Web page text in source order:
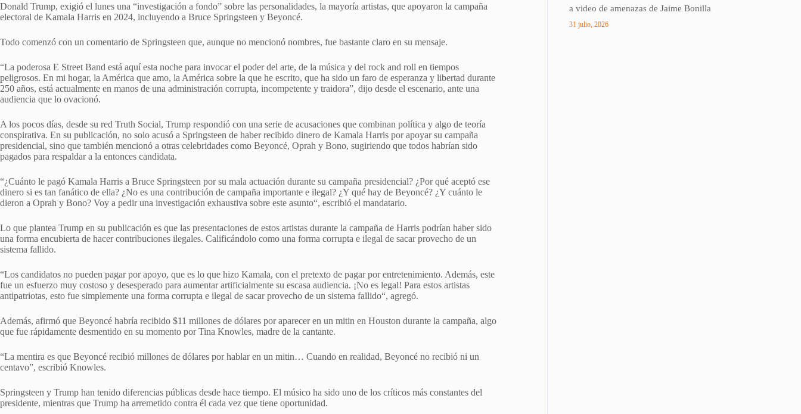
Donald Trump, exigió el lunes una “investigación a fondo” sobre las personalidades, la mayoría artistas, que apoyaron la campaña
electoral de Kamala Harris en 2024, incluyendo a Bruce Springsteen y Beyoncé.
Todo comenzó con un comentario de Springsteen que, aunque no mencionó nombres, fue bastante claro en su mensaje.
“La poderosa E Street Band está aquí esta noche para invocar el poder del arte, de la música y del rock and roll en tiempos
peligrosos. En mi hogar, la América que amo, la América sobre la que he escrito, que ha sido un faro de esperanza y libertad durante
250 años, está actualmente en manos de una administración corrupta, incompetente y traidora”, dijo desde el escenario, ante una
audiencia que lo ovacionó.
A los pocos días, desde su red Truth Social, Trump respondió con una serie de acusaciones que combinan política y algo de teoría
conspirativa. En su publicación, no solo acusó a Springsteen de haber recibido dinero de Kamala Harris por apoyar su campaña
presidencial, sino que también mencionó a otras celebridades como Beyoncé, Oprah y Bono, sugiriendo que todos habrían sido
pagados para respaldar a la entonces candidata.
“¿Cuánto le pagó Kamala Harris a Bruce Springsteen por su mala actuación durante su campaña presidencial? ¿Por qué aceptó ese
dinero si es tan fanático de ella? ¿No es una contribución de campaña importante e ilegal? ¿Y qué hay de Beyoncé? ¿Y cuánto le
dieron a Oprah y Bono? Voy a pedir una investigación exhaustiva sobre este asunto“, escribió el mandatario.
Lo que plantea Trump en su publicación es que las presentaciones de estos artistas durante la campaña de Harris podrían haber sido
una forma encubierta de hacer contribuciones ilegales. Calificándolo como una forma corrupta e ilegal de sacar provecho de un
sistema fallido.
“Los candidatos no pueden pagar por apoyo, que es lo que hizo Kamala, con el pretexto de pagar por entretenimiento. Además, este
fue un esfuerzo muy costoso y desesperado para aumentar artificialmente su escasa audiencia. ¡No es legal! Para estos artistas
antipatriotas, esto fue simplemente una forma corrupta e ilegal de sacar provecho de un sistema fallido“, agregó.
Además, afirmó que Beyoncé habría recibido $11 millones de dólares por aparecer en un mitin en Houston durante la campaña, algo
que fue rápidamente desmentido en su momento por Tina Knowles, madre de la cantante.
“La mentira es que Beyoncé recibió millones de dólares por hablar en un mitin… Cuando en realidad, Beyoncé no recibió ni un
centavo”, escribió Knowles.
Springsteen y Trump han tenido diferencias públicas desde hace tiempo. El músico ha sido uno de los críticos más constantes del
presidente, mientras que Trump ha arremetido contra él cada vez que tiene oportunidad.
a video de amenazas de Jaime Bonilla
31 julio, 2026